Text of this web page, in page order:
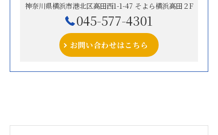
神奈川県横浜市港北区高田西1-1-47 そよら横浜高田２F
045-577-4301
お問い合わせはこちら